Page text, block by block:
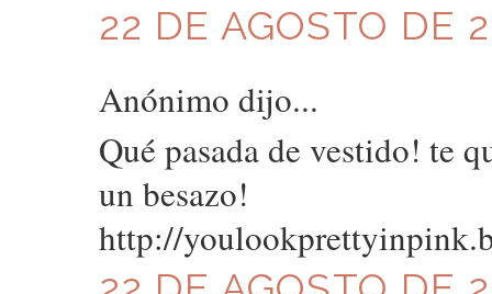
22 DE AGOSTO DE
Anónimo dijo...
Qué pasada de vestido! te
un besazo!
http://